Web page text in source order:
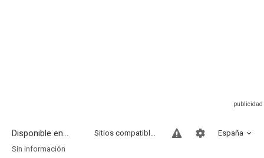
Disponible en... España
Sitios compatibles
Sin información